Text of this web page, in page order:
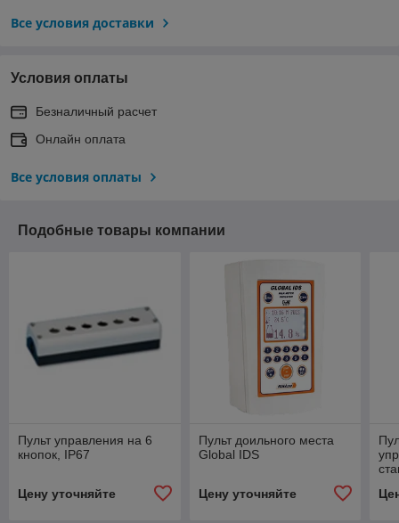
Все условия доставки
Условия оплаты
Безналичный расчет
Онлайн оплата
Все условия оплаты
Подобные товары компании
Пульт управления на 6
кнопок, IP67
Цену уточняйте
Пульт доильного места
Global IDS
Цену уточняйте